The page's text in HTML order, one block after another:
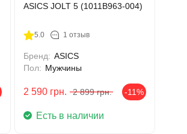
ASICS JOLT 5 (1011B963-004)
5.0 1 отзыв
Бренд: ASICS
Пол: Мужчины
2 590 грн. 2 899 грн. -11%
Есть в наличии